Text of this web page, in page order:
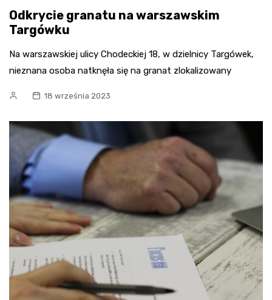
Odkrycie granatu na warszawskim
Targówku
Na warszawskiej ulicy Chodeckiej 18, w dzielnicy Targówek,
nieznana osoba natknęła się na granat zlokalizowany
18 września 2023